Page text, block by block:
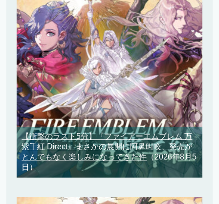
【衝撃のラスト5分】『ファイアーエムブレム 万
紫千紅 Direct』まさかの展開に阿鼻叫喚、発売が
とんでもなく楽しみになってきた件（2026年8月5
日）